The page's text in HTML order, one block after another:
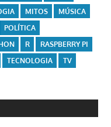
MITOS
MÚSICA
POLÍTICA
R
RASPBERRY PI
TECNOLOGIA
TV